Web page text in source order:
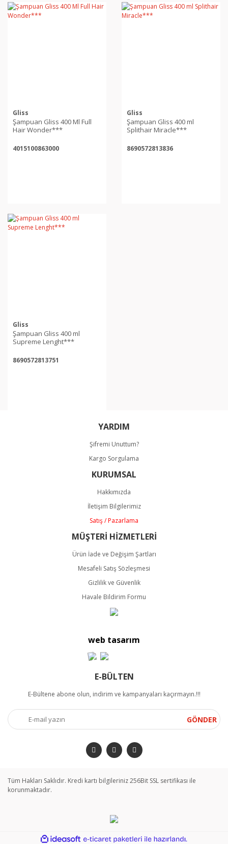
Gliss
Şampuan Gliss 400 Ml Full
Hair Wonder***
4015100863000
Gliss
Şampuan Gliss 400 ml
Splithair Miracle***
8690572813836
Gliss
Şampuan Gliss 400 ml
Supreme Lenght***
8690572813751
YARDIM
Şifremi Unuttum?
Kargo Sorgulama
KURUMSAL
Hakkımızda
İletişim Bilgilerimiz
Satış / Pazarlama
MÜŞTERİ HİZMETLERİ
Ürün İade ve Değişim Şartları
Mesafeli Satış Sözleşmesi
Gizlilik ve Güvenlik
Havale Bildirim Formu
web tasarım
E-BÜLTEN
E-Bültene abone olun, indirim ve kampanyaları kaçırmayın.!!!
GÖNDER
Tüm Hakları Saklıdır. Kredi kartı bilgileriniz 256Bit SSL sertifikası ile
korunmaktadır.
ideasoft e-